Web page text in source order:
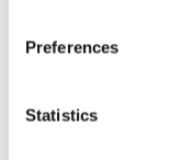
Preferences
Statistics
Maren Tjelta
Merete Junker